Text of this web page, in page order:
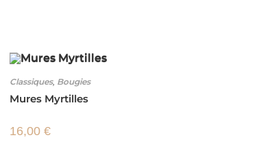
Classiques, Bougies
Mures Myrtilles
16,00 €